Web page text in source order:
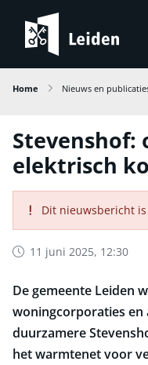
Home Nieuws en
Stevenshof:
elektrisch
Dit nieuwsbericht
11 juni 2025, 12:30
De gemeente Leiden
woningcorporaties en
duurzamere
het warmtenet voor